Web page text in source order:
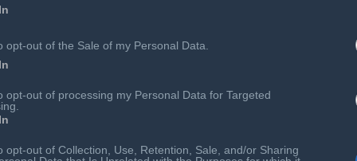
opt-out of the Sale of my Personal Data.
opt-out of processing my Personal Data for Targeted
opt-out of Collection, Use, Retention, Sale, and/or Sharing
ούτε ρεαλιστική ούτε βιώσιμη. Με τον καιρό
επειδή «προλαβαίνεις» τα πάντα, αλλά επειδή ξέρεις
άκρη. Το τι επιλέγεις να μη κάνεις είναι συχνά πιο
στον χρόνο της σιωπής, της παρατήρησης,
οποίο κινούμαι. Ειδικά στον χώρο της επικοινωνίας και